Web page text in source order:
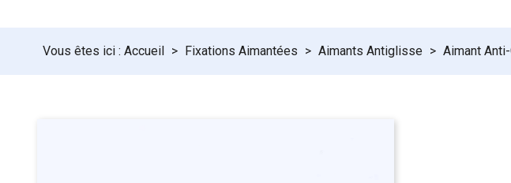
Accueil Fixations Aimantées Aimants Antiglisse Aimant